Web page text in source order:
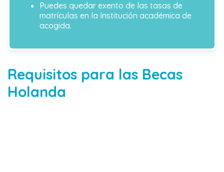
Puedes quedar exento de las tasas de
matrículas en la Institución académica de
acogida.
Requisitos para las Becas
Holanda